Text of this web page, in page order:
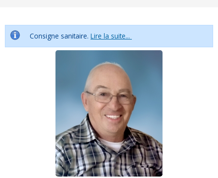
Consigne sanitaire. Lire la suite...